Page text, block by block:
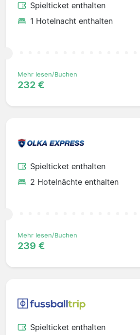
Spielticket enthalten
1 Hotelnacht enthalten
Mehr lesen/Buchen
232 €
Spielticket enthalten
2 Hotelnächte enthalten
Mehr lesen/Buchen
239 €
Spielticket enthalten